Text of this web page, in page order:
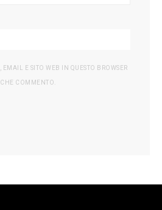
E SITO WEB IN QUESTO BROWSER
COMMENTO.